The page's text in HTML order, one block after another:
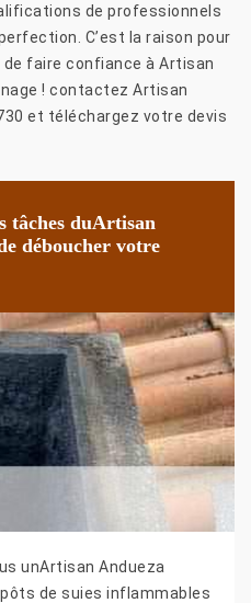
de professionnels
C’est la raison pour
de faire confiance à Artisan
! contactez Artisan
et téléchargez votre devis
tâches duArtisan
déboucher votre
unArtisan Andueza
de suies inflammables